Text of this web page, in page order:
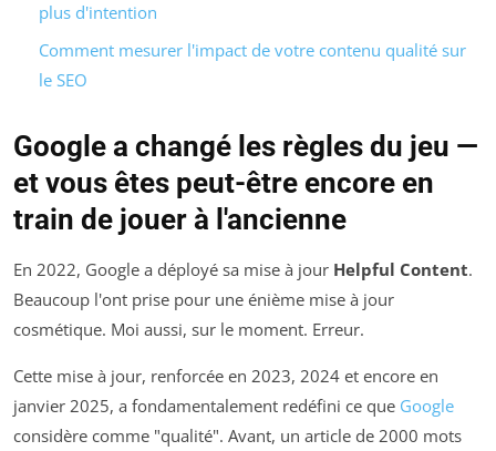
plus d'intention
Comment mesurer l'impact de votre contenu qualité sur
le SEO
Google a changé les règles du jeu —
et vous êtes peut-être encore en
train de jouer à l'ancienne
En 2022, Google a déployé sa mise à jour Helpful Content.
Beaucoup l'ont prise pour une énième mise à jour
cosmétique. Moi aussi, sur le moment. Erreur.
Cette mise à jour, renforcée en 2023, 2024 et encore en
janvier 2025, a fondamentalement redéfini ce que Google
considère comme "qualité". Avant, un article de 2000 mots